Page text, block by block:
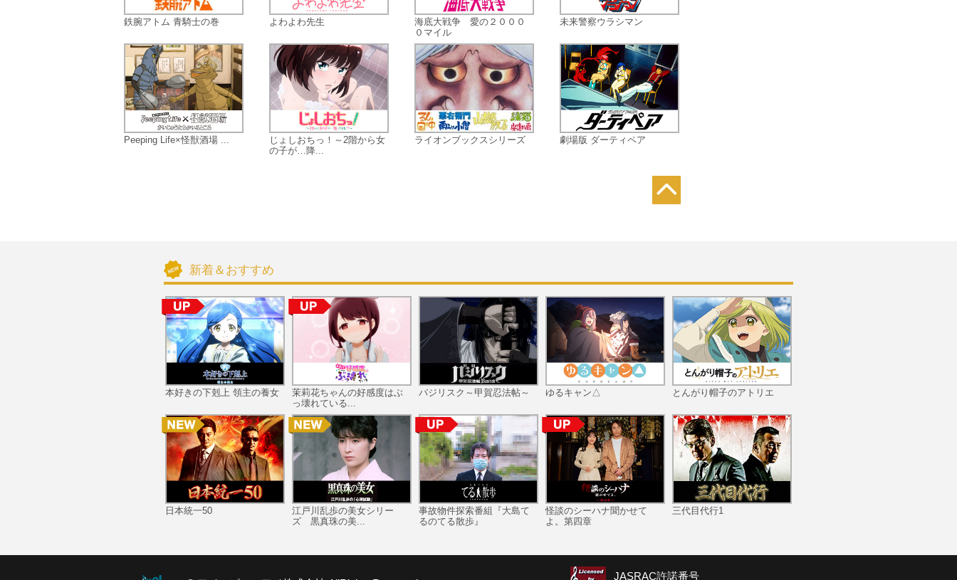
鉄腕アトム 青騎士の巻
Peeping Life×怪獣酒場 ...
よわよわ先生
じょしおちっ！～2階から女
の子が…降...
海底大戦争 愛の２０００
０マイル
ライオンブックスシリーズ
未来警察ウラシマン
劇場版 ダーティペア
第10話 DEATH OR KI
SS
第11話 第一回殺し屋会議
（サミット）
第12話 進路
新着＆おすすめ
本好きの下剋上 領主の養女
日本統一50
茉莉花ちゃんの好感度はぶ
っ壊れている...
江戸川乱歩の美女シリー
ズ 黒真珠の美...
バジリスク～甲賀忍法帖～
事故物件探索番組『大島て
るのてる散歩』
ゆるキャン△
怪談のシーハナ聞かせて
よ。第四章
とんがり帽子のアトリエ
三代目代行1
JASRAC許諾番号